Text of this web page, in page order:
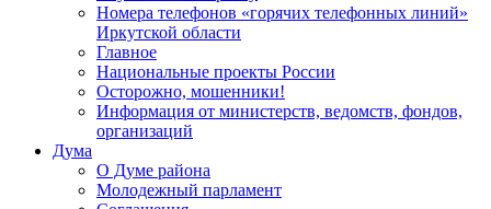
Номера телефонов «горячих телефонных линий»
Иркутской области
Главное
Национальные проекты России
Осторожно, мошенники!
Информация от министерств, ведомств, фондов,
организаций
Дума
О Думе района
Молодежный парламент